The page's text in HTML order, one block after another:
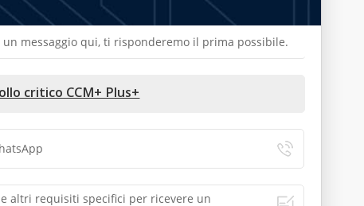
messaggio qui, ti risponderemo il prima possibile.
critico CCM+ Plus+